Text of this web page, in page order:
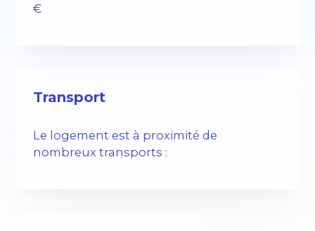
€
Transport
Le logement est à proximité de
nombreux transports :